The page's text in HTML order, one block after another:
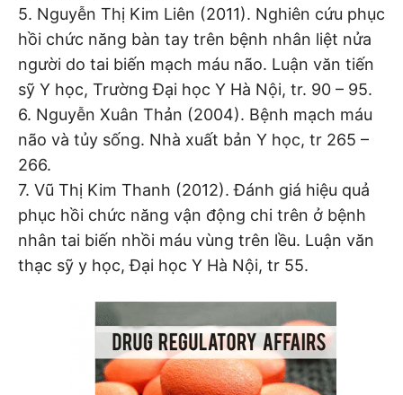
5. Nguyễn Thị Kim Liên (2011). Nghiên cứu phục
hồi chức năng bàn tay trên bệnh nhân liệt nửa
người do tai biến mạch máu não. Luận văn tiến
sỹ Y học, Trường Đại học Y Hà Nội, tr. 90 – 95.
6. Nguyễn Xuân Thản (2004). Bệnh mạch máu
não và tủy sống. Nhà xuất bản Y học, tr 265 –
266.
7. Vũ Thị Kim Thanh (2012). Đánh giá hiệu quả
phục hồi chức năng vận động chi trên ở bệnh
nhân tai biến nhồi máu vùng trên lều. Luận văn
thạc sỹ y học, Đại học Y Hà Nội, tr 55.